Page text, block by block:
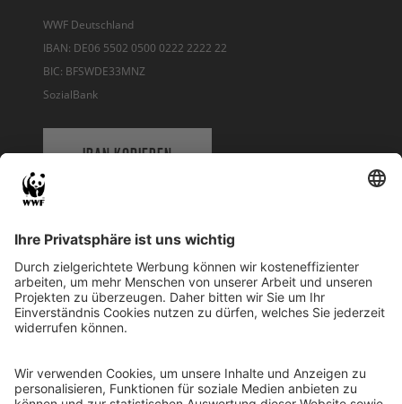
WWF Deutschland
IBAN: DE06 5502 0500 0222 2222 22
BIC: BFSWDE33MNZ
SozialBank
IBAN KOPIEREN
WWF Deutschland
Reinhardtstr. 18
10117 Berlin
Ihre Spende kann steuerlich geltend gemacht werden